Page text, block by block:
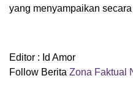
yang menyampaikan
Editor : Id Amor
Follow Berita Zona Faktual